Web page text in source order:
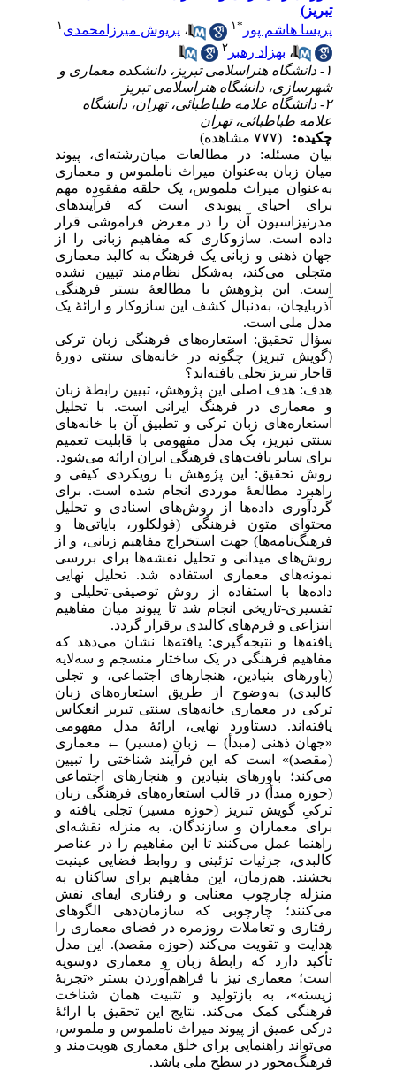
پریسا هاشم پور* ۱ ،پریوش میرزامحمدی ۱
،بهزاد رهبر۲
۱- دانشگاه هنر‌اسلامی تبریز، دانشکده معماری و
شهرسازی، دانشگاه هنر‌اسلامی تبریز
۲- دانشگاه علامه طباطبائی، تهران، دانشگاه
علامه طباطبائی، تهران
(۷۷۷ مشاهده)
بیان مسئله: در مطالعات میان‌رشته‌ای، پیوند
میان زبان به‌عنوان میراث ناملموس و معماری
به‌عنوان میراث ملموس، یک حلقه مفقوده مهم
برای احیای پیوندی است که فرآیندهای
مدرنیزاسیون آن را در معرض فراموشی قرار
داده است. سازوکاری که مفاهیم زبانی را از
جهان ذهنی و زبانی یک فرهنگ به کالبد معماری
متجلی می‌کند، به‌شکل نظام‌مند تبیین نشده
است. این پژوهش با مطالعۀ بستر فرهنگی
آذربایجان، به‌دنبال کشف این سازوکار و ارائۀ یک
مدل ملی است.
سؤال تحقیق: استعاره‌های فرهنگی زبان ترکی
(گویش تبریز) چگونه در خانه‌های سنتی دورۀ
قاجار تبریز تجلی یافته‌اند؟
هدف: هدف اصلی این پژوهش، تبیین رابطۀ زبان
و معماری در فرهنگ ایرانی است. با تحلیل
استعاره‌های زبان ترکی و تطبیق آن با خانه‌های
سنتی تبریز، یک مدل مفهومی با قابلیت تعمیم
برای سایر بافت‌های فرهنگی ایران ارائه می‌شود.
روش تحقیق: این پژوهش با رویکردی کیفی و
راهبرد مطالعۀ موردی انجام شده است. برای
گردآوری داده‌ها از روش‌های اسنادی و تحلیل
محتوای متون فرهنگی (فولکلور، بایاتی‌ها و
فرهنگ‌نامه‌ها) جهت استخراج مفاهیم زبانی، و از
روش‌های میدانی و تحلیل نقشه‌ها برای بررسی
نمونه‌های معماری استفاده شد. تحلیل نهایی
داده‌ها با استفاده از روش توصیفی-تحلیلی و
تفسیری-تاریخی انجام شد تا پیوند میان مفاهیم
انتزاعی و فرم‌های کالبدی برقرار گردد.
یافته‌ها و نتیجه‌گیری: یافته‌ها نشان می‌دهد که
مفاهیم فرهنگی در یک ساختار منسجم و سه‌لایه
(باورهای بنیادین، هنجارهای اجتماعی، و تجلی
کالبدی) به‌وضوح از طریق استعاره‌های زبان
ترکی در معماری خانه‌های سنتی تبریز انعکاس
یافته‌اند. دستاورد نهایی، ارائۀ مدل مفهومی
«جهان ذهنی (مبدأ) ← زبان (مسیر) ← معماری
(مقصد)» است که این فرآیند شناختی را تبیین
می‌کند؛ باورهای بنیادین و هنجارهای اجتماعی
(حوزه مبدأ) در قالب استعاره‌های فرهنگی زبان
ترکیِ گویش تبریز (حوزه مسیر) تجلی یافته و
برای معماران و سازندگان، به منزله نقشه‌ای
راهنما عمل می‌کنند تا این مفاهیم را در عناصر
کالبدی، جزئیات تزئینی و روابط فضایی عینیت
بخشند. هم‌زمان، این مفاهیم برای ساکنان به
منزله چارچوب معنایی و رفتاری ایفای نقش
می‌کنند؛ چارچوبی که سازمان‌دهی الگوهای
رفتاری و تعاملات روزمره در فضای معماری را
هدایت و تقویت می‌کند (حوزه مقصد). این مدل
تأکید دارد که رابطۀ زبان و معماری دوسویه
است؛ معماری نیز با فراهم‌آوردن بستر «تجربۀ
زیسته»، به بازتولید و تثبیت همان شناخت
فرهنگی کمک می‌کند. نتایج این تحقیق با ارائۀ
درکی عمیق از پیوند میراث ناملموس و ملموس،
می‌تواند راهنمایی برای خلق معماری هویت‌مند و
فرهنگ‌محور در سطح ملی باشد.